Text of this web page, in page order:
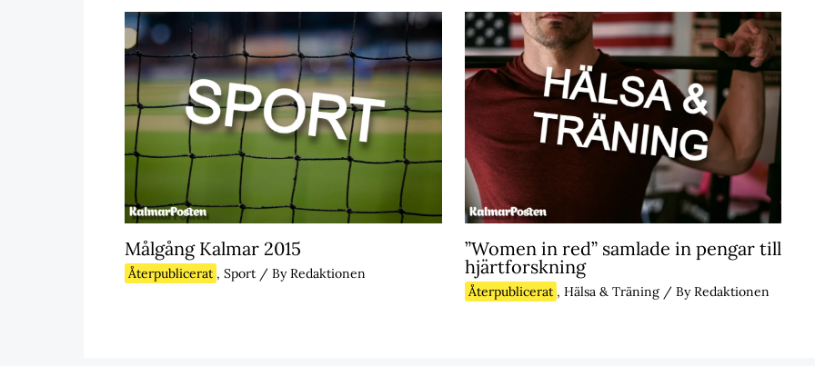
Målgång Kalmar 2015
Återpublicerat , Sport / ByRedaktionen
”Women in red” samlade in pengar till
hjärtforskning
Återpublicerat , Hälsa & Träning/ ByRedaktionen